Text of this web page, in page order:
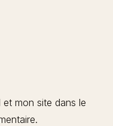
mon site dans le